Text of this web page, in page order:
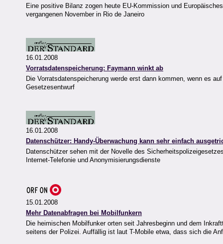
Eine positive Bilanz zogen heute EU-Kommission und
vergangenen November in Rio de Janeiro
16.01.2008
Vorratsdatenspeicherung: Faymann winkt ab
Die Vorratsdatenspeicherung werde erst dann kommen, wenn es
Gesetzesentwurf
16.01.2008
Datenschützer: Handy-Überwachung kann sehr einfach
Datenschützer sehen mit der Novelle des
Internet-Telefonie und Anonymisierungsdienste
15.01.2008
Mehr Datenabfragen bei Mobilfunkern
Die heimischen Mobilfunker orten seit Jahresbeginn und dem
seitens der Polizei. Auffällig ist laut T-Mobile etwa, dass sich die